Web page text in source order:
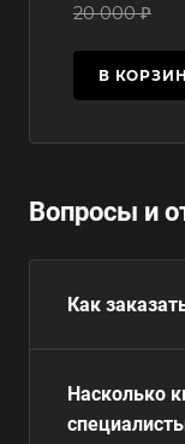
20 000 ₽
В
Вопросы и
Как
Насколько